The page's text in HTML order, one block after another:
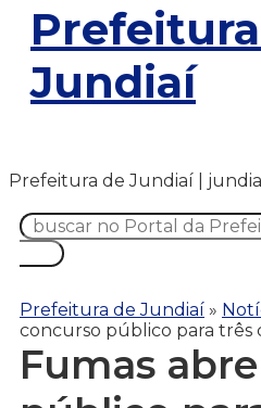
Jundiaí
Prefeitura de Jundiaí |
Prefeitura de Jundiaí »
concurso público para três
Fumas